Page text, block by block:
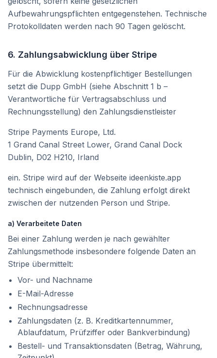
Aufbewahrungspflichten entgegenstehen. Technische
Protokolldaten werden nach 90 Tagen gelöscht.
6. Zahlungsabwicklung über Stripe
Für die Abwicklung kostenpflichtiger Bestellungen
setzt die Dupp GmbH (siehe Abschnitt 1 b –
Verantwortliche für Vertragsabschluss und
Rechnungsstellung) den Zahlungsdienstleister
Stripe Payments Europe, Ltd.
1 Grand Canal Street Lower, Grand Canal Dock
Dublin, D02 H210, Irland
ein. Stripe wird auf der Webseite ideenkiste.app
technisch eingebunden, die Zahlung erfolgt direkt
zwischen der nutzenden Person und Stripe.
a) Verarbeitete Daten
Bei einer Zahlung werden je nach gewählter
Zahlungsmethode insbesondere folgende Daten an
Stripe übermittelt:
Vor- und Nachname
E-Mail-Adresse
Rechnungsadresse
Zahlungsdaten (z. B. Kreditkartennummer,
Ablaufdatum, Prüfziffer oder Bankverbindung)
Bestell- und Transaktionsdaten (Betrag, Währung,